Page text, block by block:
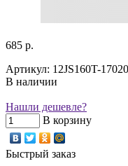
685 р.
Артикул: 12JS160T-
В наличии
Нашли дешевле?
В корзину
Быстрый заказ